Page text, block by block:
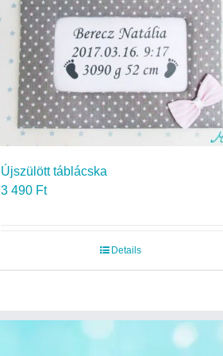
Újszülött táblácska
3 490 Ft
Details